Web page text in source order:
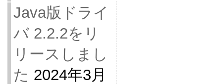
Java版ドライ
バ 2.2.2をリ
リースしまし
た 2024年3月